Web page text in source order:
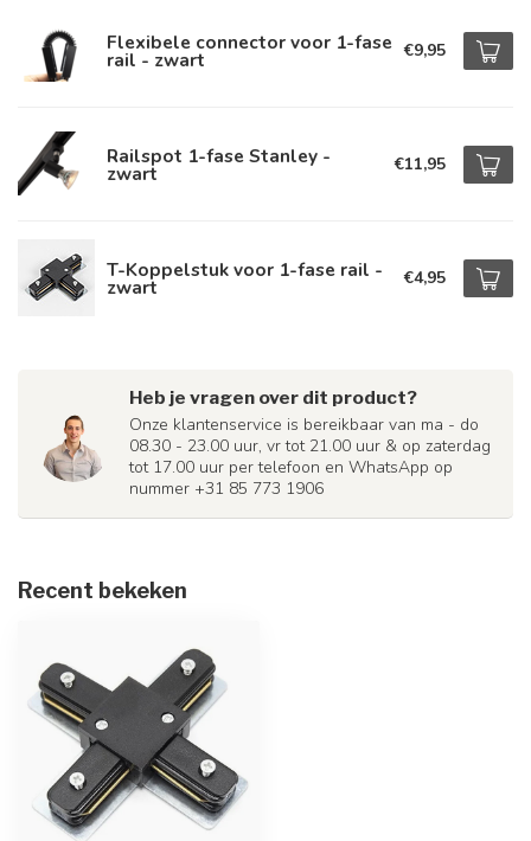
Flexibele connector voor 1-fase
rail - zwart €9,95
Railspot 1-fase Stanley -
zwart €11,95
T-Koppelstuk voor 1-fase rail -
zwart €4,95
Heb je vragen over dit product?
Onze klantenservice is bereikbaar van ma - do
08.30 - 23.00 uur, vr tot 21.00 uur & op zaterdag
tot 17.00 uur per telefoon en WhatsApp op
nummer +31 85 773 1906
Recent bekeken